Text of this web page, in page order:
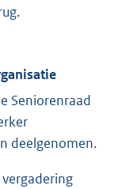
Seniorenraad
deelgenomen.